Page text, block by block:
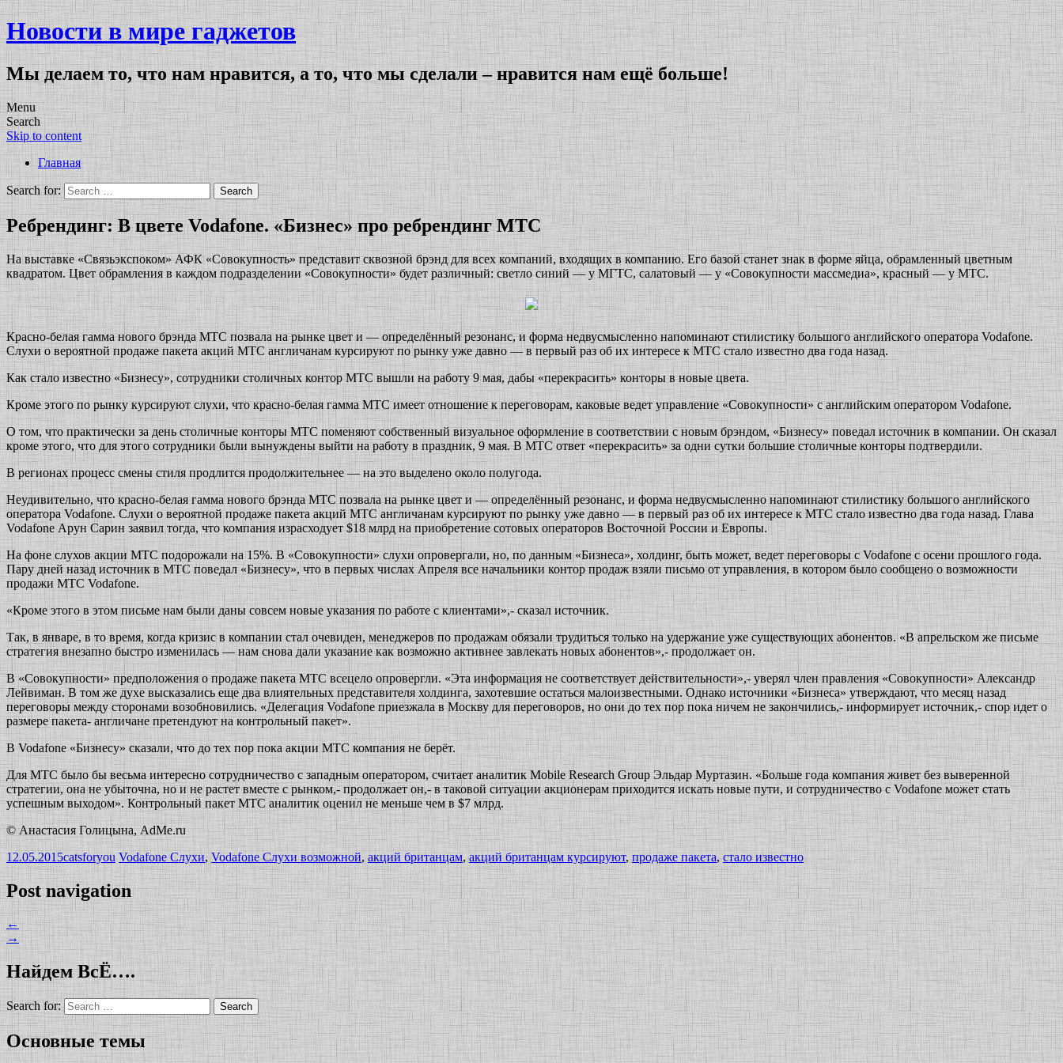
Новости в мире гаджетов
Мы делаем то, что нам нравится, а то, что мы сделали – нравится нам ещё больше!
Menu
Search
Skip to content
Главная
Search for:
Ребрендинг: В цвете Vodafone. «Бизнес» про ребрендинг МТС
На выставке «Связьэкспоком» АФК «Совокупность» представит сквозной брэнд для всех компаний, входящих в компанию. Его базой станет знак в форме яйца, обрамленный цветным
квадратом. Цвет обрамления в каждом подразделении «Совокупности» будет различный: светло синий — у МГТС, салатовый — у «Совокупности массмедиа», красный — у МТС.
Красно-белая гамма нового брэнда МТС позвала на рынке цвет и — определённый резонанс, и форма недвусмысленно напоминают стилистику большого английского оператора Vodafone.
Слухи о вероятной продаже пакета акций МТС англичанам курсируют по рынку уже давно — в первый раз об их интересе к МТС стало известно два года назад.
Как стало известно «Бизнесу», сотрудники столичных контор МТС вышли на работу 9 мая, дабы «перекрасить» конторы в новые цвета.
Кроме этого по рынку курсируют слухи, что красно-белая гамма МТС имеет отношение к переговорам, каковые ведет управление «Совокупности» с английским оператором Vodafone.
О том, что практически за день столичные конторы МТС поменяют собственный визуальное оформление в соответствии с новым брэндом, «Бизнесу» поведал источник в компании. Он сказал
кроме этого, что для этого сотрудники были вынуждены выйти на работу в праздник, 9 мая. В МТС ответ «перекрасить» за одни сутки большие столичные конторы подтвердили.
В регионах процесс смены стиля продлится продолжительнее — на это выделено около полугода.
Неудивительно, что красно-белая гамма нового брэнда МТС позвала на рынке цвет и — определённый резонанс, и форма недвусмысленно напоминают стилистику большого английского
оператора Vodafone. Слухи о вероятной продаже пакета акций МТС англичанам курсируют по рынку уже давно — в первый раз об их интересе к МТС стало известно два года назад. Глава
Vodafone Арун Сарин заявил тогда, что компания израсходует $18 млрд на приобретение сотовых операторов Восточной России и Европы.
На фоне слухов акции МТС подорожали на 15%. В «Совокупности» слухи опровергали, но, по данным «Бизнеса», холдинг, быть может, ведет переговоры с Vodafone с осени прошлого года.
Пару дней назад источник в МТС поведал «Бизнесу», что в первых числах Апреля все начальники контор продаж взяли письмо от управления, в котором было сообщено о возможности
продажи МТС Vodafone.
«Кроме этого в этом письме нам были даны совсем новые указания по работе с клиентами»,- сказал источник.
Так, в январе, в то время, когда кризис в компании стал очевиден, менеджеров по продажам обязали трудиться только на удержание уже существующих абонентов. «В апрельском же письме
стратегия внезапно быстро изменилась — нам снова дали указание как возможно активнее завлекать новых абонентов»,- продолжает он.
В «Совокупности» предположения о продаже пакета МТС всецело опровергли. «Эта информация не соответствует действительности»,- уверял член правления «Совокупности» Александр
Лейвиман. В том же духе высказались еще два влиятельных представителя холдинга, захотевшие остаться малоизвестными. Однако источники «Бизнеса» утверждают, что месяц назад
переговоры между сторонами возобновились. «Делегация Vodafone приезжала в Москву для переговоров, но они до тех пор пока ничем не закончились,- информирует источник,- спор идет о
размере пакета- англичане претендуют на контрольный пакет».
В Vodafone «Бизнесу» сказали, что до тех пор пока акции МТС компания не берёт.
Для МТС было бы весьма интересно сотрудничество с западным оператором, считает аналитик Mobile Research Group Эльдар Муртазин. «Больше года компания живет без выверенной
стратегии, она не убыточна, но и не растет вместе с рынком,- продолжает он,- в таковой ситуации акционерам приходится искать новые пути, и сотрудничество с Vodafone может стать
успешным выходом». Контрольный пакет МТС аналитик оценил не меньше чем в $7 млрд.
© Анастасия Голицына, AdMe.ru
12.05.2015catsforyou Vodafone Слухи, Vodafone Слухи возможной,акций британцам,акций британцам курсируют, продаже пакета, стало известно
Post navigation
←
→
Найдем ВсЁ….
Search for:
Основные темы